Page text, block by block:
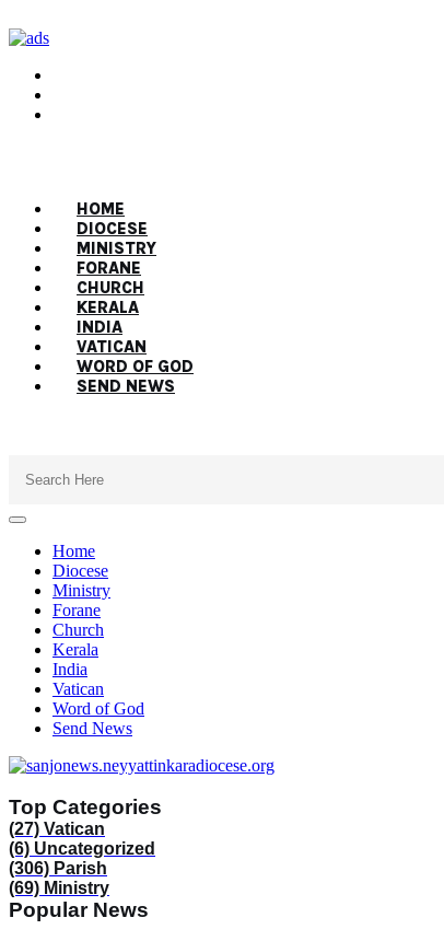
HOME
DIOCESE
MINISTRY
FORANE
CHURCH
KERALA
INDIA
VATICAN
WORD OF GOD
SEND NEWS
Home
Diocese
Ministry
Forane
Church
Kerala
India
Vatican
Word of God
Send News
Top Categories
(27) Vatican
(6) Uncategorized
(306) Parish
(69) Ministry
Popular News